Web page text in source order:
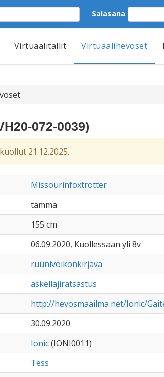
Salasana
Virtuaalitallit Virtuaalihevoset
072-0039)
21.12.2025.
Missourinfoxtrotter
tamma
155 cm
06.09.2020, Kuollessaan yli 8v
ruunivoikonkirjava
askellajiratsastus
http://hevosmaailma.net/Ionic/
30.09.2020
Ionic(IONI0011)
Tess